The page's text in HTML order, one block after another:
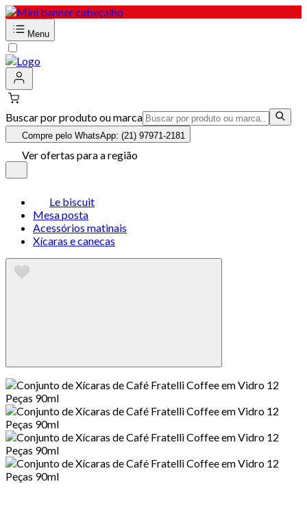
Menu
Buscar por produto ou marca
Compre pelo WhatsApp: (21) 97971-2181
Ver ofertas para a região
Le biscuit
Mesa posta
Acessórios matinais
Xícaras e canecas